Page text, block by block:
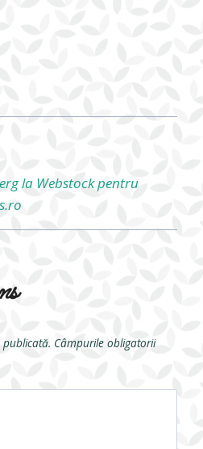
la Webstock pentru
Câmpurile obligatorii